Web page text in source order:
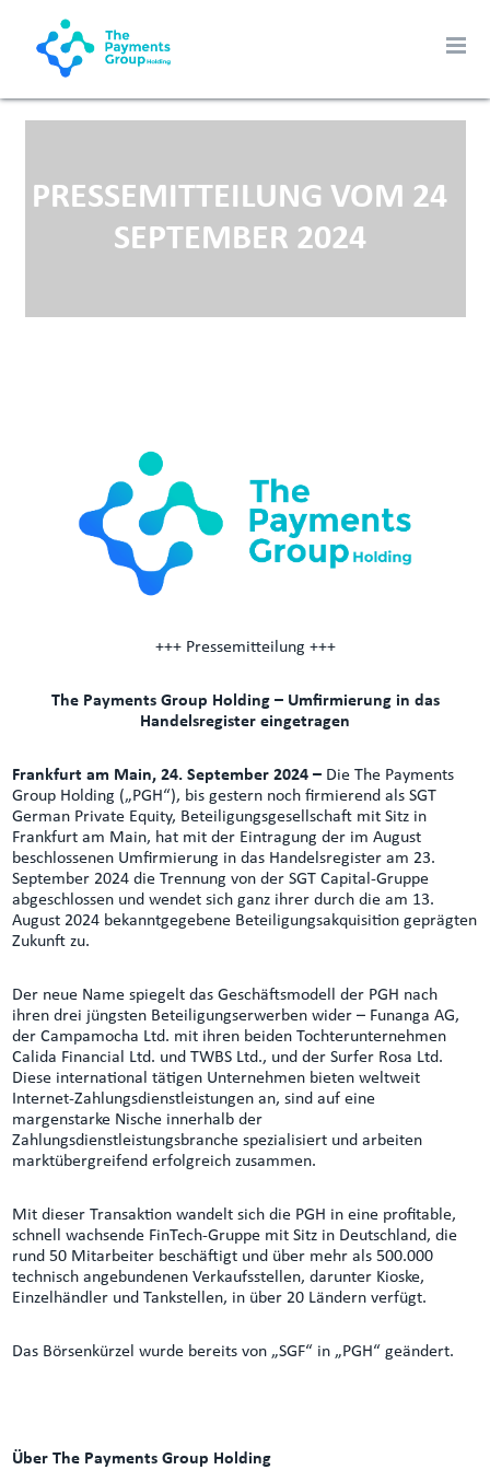
PRESSEMITTEILUNG VOM 24
SEPTEMBER 2024
+++ Pressemitteilung +++
The Payments Group Holding – Umfirmierung in das
Handelsregister eingetragen
Frankfurt am Main, 24. September 2024 – Die The Payments
Group Holding („PGH“), bis gestern noch firmierend als SGT
German Private Equity, Beteiligungsgesellschaft mit Sitz in
Frankfurt am Main, hat mit der Eintragung der im August
beschlossenen Umfirmierung in das Handelsregister am 23.
September 2024 die Trennung von der SGT Capital-Gruppe
abgeschlossen und wendet sich ganz ihrer durch die am 13.
August 2024 bekanntgegebene Beteiligungsakquisition geprägten
Zukunft zu.
Der neue Name spiegelt das Geschäftsmodell der PGH nach
ihren drei jüngsten Beteiligungserwerben wider – Funanga AG,
der Campamocha Ltd. mit ihren beiden Tochterunternehmen
Calida Financial Ltd. und TWBS Ltd., und der Surfer Rosa Ltd.
Diese international tätigen Unternehmen bieten weltweit
Internet-Zahlungsdienstleistungen an, sind auf eine
margenstarke Nische innerhalb der
Zahlungsdienstleistungsbranche spezialisiert und arbeiten
marktübergreifend erfolgreich zusammen.
Mit dieser Transaktion wandelt sich die PGH in eine profitable,
schnell wachsende FinTech-Gruppe mit Sitz in Deutschland, die
rund 50 Mitarbeiter beschäftigt und über mehr als 500.000
technisch angebundenen Verkaufsstellen, darunter Kioske,
Einzelhändler und Tankstellen, in über 20 Ländern verfügt.
Das Börsenkürzel wurde bereits von „SGF“ in „PGH“ geändert.
Über The Payments Group Holding